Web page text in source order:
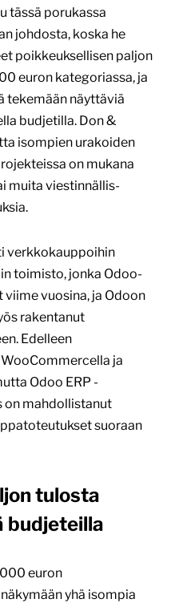
tässä porukassa
johdosta, koska he
poikkeuksellisen paljon
euron kategoriassa, ja
tekemään näyttäviä
budjetilla. Don &
isompien urakoiden
on mukana
muita viestinnällis-
verkkokauppoihin
toimisto, jonka Odoo-
vuosina, ja Odoon
rakentanut
Edelleen
ja
Odoo ERP -
on mahdollistanut
suoraan
tulosta
budjeteilla
euron
yhä isompia